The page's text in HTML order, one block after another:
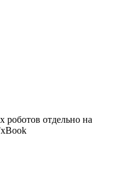
роботов отдельно на